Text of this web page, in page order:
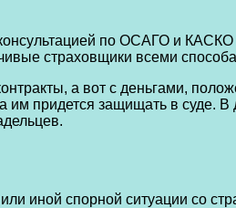
по ОСАГО и
страховщики всеми
а вот с деньгами,
придется защищать в суде.
иной спорной ситуации со